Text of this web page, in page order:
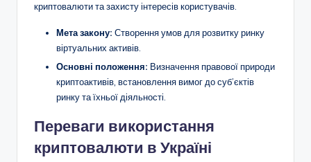
криптовалюти та захисту інтересів користувачів.
Мета закону: Створення умов для розвитку ринку
віртуальних активів.
Основні положення: Визначення правової природи
криптоактивів, встановлення вимог до суб’єктів
ринку та їхньої діяльності.
Переваги використання
криптовалюти в Україні